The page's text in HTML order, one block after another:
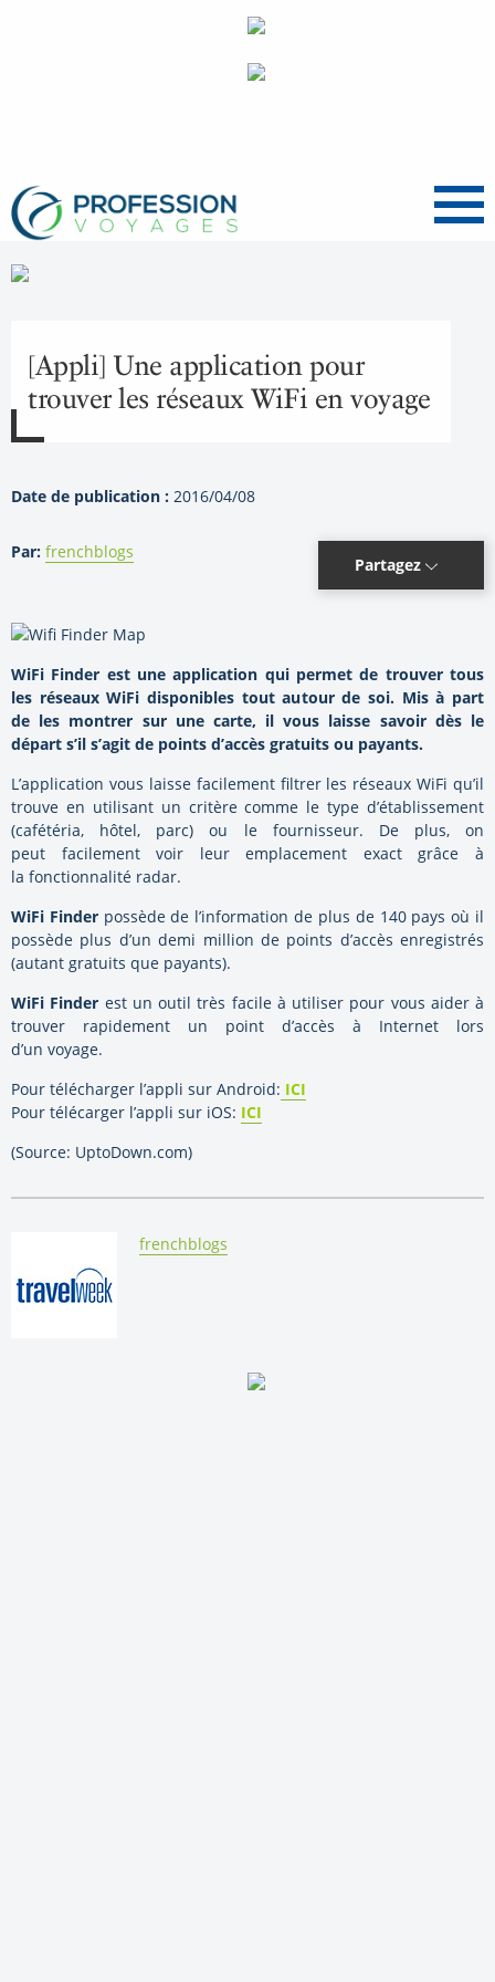
Menu
[Appli] Une application pour
trouver les réseaux WiFi en voyage
Date de publication : 2016/04/08
Par: frenchblogs
Partagez
WiFi Finder est une application qui permet de trouver tous
les réseaux WiFi disponibles tout autour de soi. Mis à part
de les montrer sur une carte, il vous laisse savoir dès le
départ s’il s’agit de points d’accès gratuits ou payants.
L’application vous laisse facilement filtrer les réseaux WiFi qu’il
trouve en utilisant un critère comme le type d’établissement
(cafétéria, hôtel, parc) ou le fournisseur. De plus, on
peut facilement voir leur emplacement exact grâce à
la fonctionnalité radar.
WiFi Finderpossède de l’information de plus de 140 pays où il
possède plus d’un demi million de points d’accès enregistrés
(autant gratuits que payants).
WiFi Finder est un outil très facile à utiliser pour vous aider à
trouver rapidement un point d’accès à Internet lors
d’un voyage.
Pour télécharger l’appli sur Android: ICI
Pour télécarger l’appli sur iOS: ICI
(Source: UptoDown.com)
By:
frenchblogs